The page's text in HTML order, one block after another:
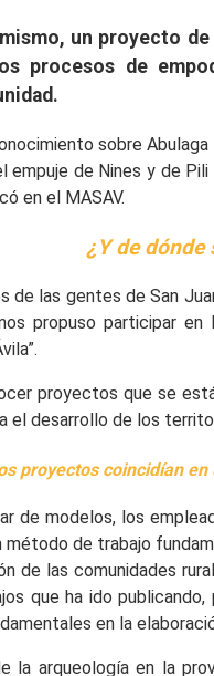
un proyecto
procesos de
sobre
empuje de Nines y de
en el MASAV.
¿Y de dónde
las gentes de San
propuso participar
proyectos que se
el desarrollo de los
proyectos coincidían en
de modelos, los
método de trabajo
de las comunidades
que ha ido
en la
la arqueología en la